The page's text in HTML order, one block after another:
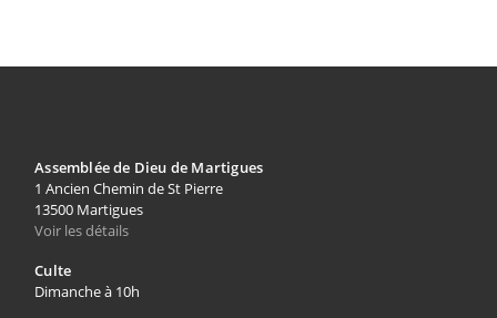
Assemblée de Dieu de Martigues
1 Ancien Chemin de St Pierre
13500 Martigues
Voir les détails
Culte
Dimanche à 10h